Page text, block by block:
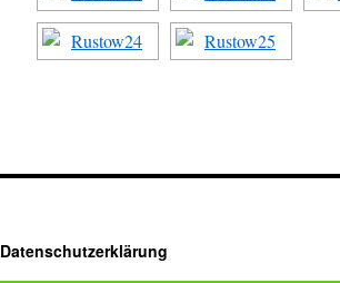
Datenschutzerklärung